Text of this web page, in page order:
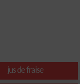
jus de fraise